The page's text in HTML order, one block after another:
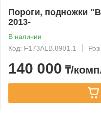
Пороги, подножки
2013-
В наличии
Код: F173ALB.8901.1
140 000 ₸/